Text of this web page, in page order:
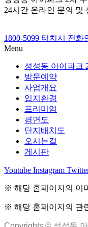
24시간 온라인 문의 및
1800-5099 터치시 전화
Menu
성성동 아이파크
방문예약
사업개요
입지환경
프리미엄
평면도
단지배치도
오시는길
게시판
Youtube Instagram
※ 해당 홈페이지의 이
※ 해당 홈페이지의 관